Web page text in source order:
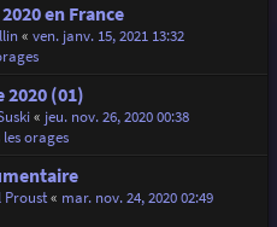
en France
« ven. janv. 15, 2021 13:32
2020 (01)
« jeu. nov. 26, 2020 00:38
orages
Proust« mar. nov. 24, 2020 02:49